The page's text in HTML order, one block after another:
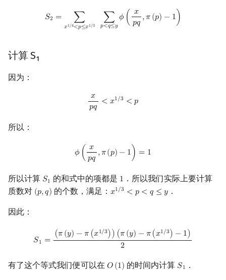
𝑆2 = ∑
𝑥1/4<𝑝≤𝑥1/3
∑
𝑝<𝑞≤𝑦
𝜙 ( 𝑥
𝑝𝑞 ,𝜋(𝑝) − 1 )
S2 4<p 3 ∑p q ≤y ϕ( q π − 1)
计算 S₁
因为：
𝑥
𝑝𝑞 < 𝑥1/3 < 𝑝
x q< x1/3 <p
所以：
𝜙 ( 𝑥
𝑝𝑞 ,𝜋(𝑝) − 1 ) = 1
ϕ(x ,π (p 1 )=
所以计算 𝑆1
S1 的和式中的项都是 1
1 ．所以我们实际上要计算
质数对 (𝑝,𝑞)
(p,q) 的个数，满足： 𝑥1/3 < 𝑝 < 𝑞 ≤ 𝑦
x1/3 <p<q≤ y ．
因此：
𝑆1 =
(𝜋(𝑦) −𝜋 (𝑥1/3)) (𝜋(𝑦) −𝜋(𝑥1/3) − 1)
2
S1= (π( y)−π (x1/3) )( π(y)−π(x 1/3)−1)2
有了这个等式我们便可以在 𝑂(1)
O( 1) 的时间内计算 𝑆1
S1 ．